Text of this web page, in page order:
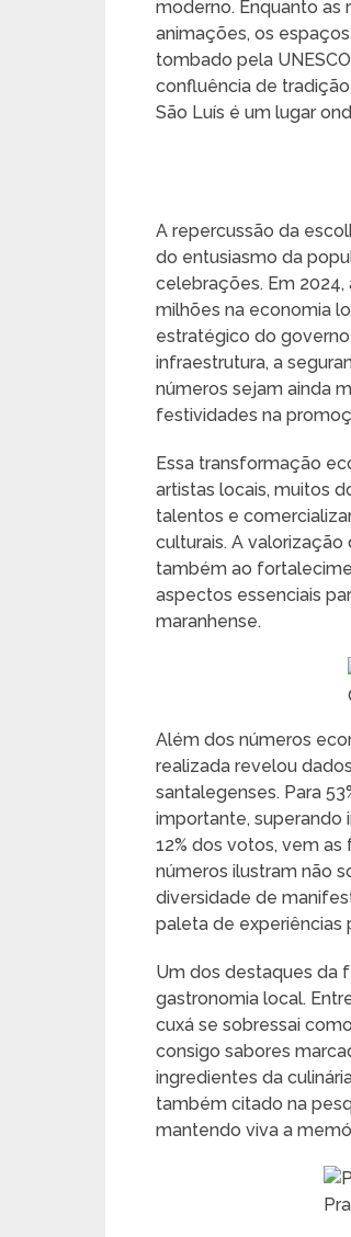
moderno. Enquanto as
animações, os
tombado pela
confluência de
São Luís é um lugar
A repercussão da
do entusiasmo da
celebrações. Em
milhões na economia
estratégico do
infraestrutura, a
números sejam ainda
festividades na
Essa transformação
artistas locais, muitos
talentos e
culturais. A valorização
também ao
aspectos essenciais
maranhense.
Além dos números
realizada revelou
santalegenses. Para
importante, superando
12% dos votos, vem as
números ilustram não
diversidade de
paleta de experiências
Um dos destaques da
gastronomia local.
cuxá se sobressai
consigo sabores
ingredientes da
também citado na
mantendo viva a